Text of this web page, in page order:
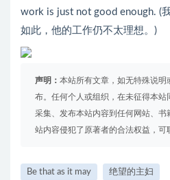
work is just not good enough. (
如此，他的工作仍不太理想。)
声明： 本站所有文章，如无特殊说明
布。任何个人或组织，在未征得本站
采集、发布本站内容到任何网站、书
站内容侵犯了原著者的合法权益，可
Be that as it may 绝望的主妇